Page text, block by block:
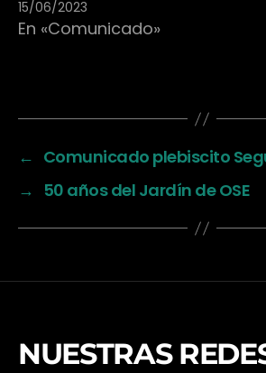
15/06/2023
En «Comunicado»
← Comunicado plebiscito
→ 50 años del Jardín de OSE
NUESTRAS